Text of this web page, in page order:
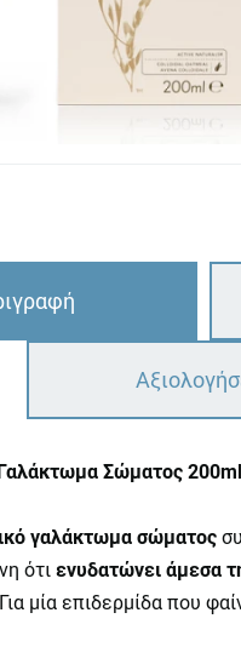
Σώματος 200ml
γαλάκτωμα σώματος
ότι ενυδατώνει άμεσα
μία επιδερμίδα που